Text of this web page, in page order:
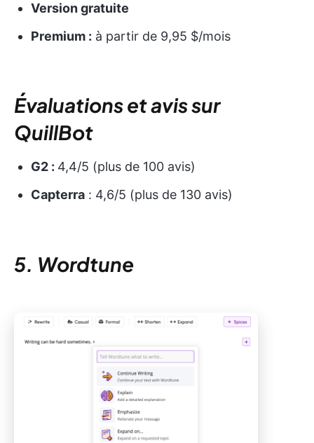
Version gratuite
Premium : à partir de 9,95 $/mois
Évaluations et avis sur
QuillBot
G2 : 4,4/5 (plus de 100 avis)
Capterra : 4,6/5 (plus de 130 avis)
5. Wordtune